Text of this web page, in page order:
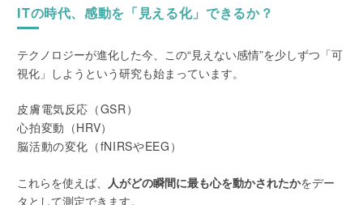
ITの時代、感動を「見える化」できるか？
テクノロジーが進化した今、この“見えない感情”を少しずつ「可
視化」しようという研究も始まっています。
皮膚電気反応（GSR）
心拍変動（HRV）
脳活動の変化（fNIRSやEEG）
これらを使えば、 人がどの瞬間に最も心を動かされたかをデー
タとして測定できます。